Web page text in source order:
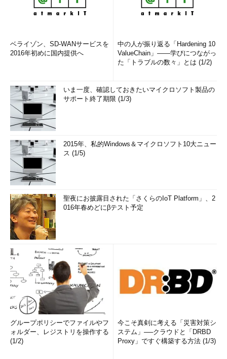
ベライゾン、SD-WANサービスを
2016年初めに国内提供へ
中の人が振り返る「Hardening 10
ValueChain」――学びにつながっ
た「トラブルの数々」とは (1/2)
いま一度、確認しておきたいマイクロソフト製品の
サポート終了期限 (1/3)
2015年、私的Windows＆マイクロソフト10大ニュー
ス (1/5)
聖夜にお披露目された「さくらのIoT Platform」、2
016年春めどにβテスト予定
グループポリシーでファイルやフ
ォルダー、レジストリを操作する
(1/2)
今こそ真剣に考える「災害対策シ
ステム」──クラウドと「DRBD
Proxy」ですぐ構築する方法 (1/3)